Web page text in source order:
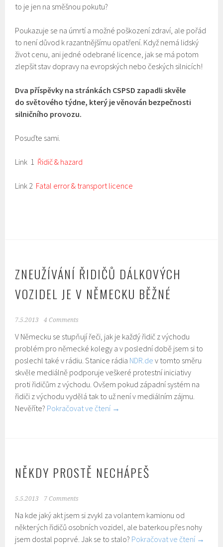
to je jen na směšnou pokutu?
Poukazuje se na úmrtí a možné poškození zdraví, ale pořád
to není důvod k razantnějšímu opatření. Když nemá lidský
život cenu, ani jedné odebrané licence, jak se má potom
zlepšit stav dopravy na evropských nebo českých silnicích!
Dva příspěvky na stránkách CSPSD zapadli skvěle
do světového týdne, který je věnován bezpečnosti
silničního provozu.
Posuďte sami.
Link 1 Řidič & hazard
Link 2 Fatal error & transport licence
ZNEUŽÍVÁNÍ ŘIDIČŮ DÁLKOVÝCH
VOZIDEL JE V NĚMECKU BĚŽNÉ
7.5.2013 4 Comments
V Německu se stupňují řeči, jak je každý řidič z východu
problém pro německé kolegy a v poslední době jsem si to
poslechl také v rádiu. Stanice rádia NDR.de v tomto směru
skvěle mediálně podporuje veškeré protestní iniciativy
proti řidičům z východu. Ovšem pokud západní systém na
řidiči z východu vydělá tak to už není v mediálním zájmu.
Nevěříte? Pokračovat ve čtení →
NĚKDY PROSTĚ NECHÁPEŠ
5.5.2013 7 Comments
Na kde jaký akt jsem si zvykl za volantem kamionu od
některých řidičů osobních vozidel, ale baterkou přes nohy
jsem dostal poprvé. Jak se to stalo? Pokračovat ve čtení →